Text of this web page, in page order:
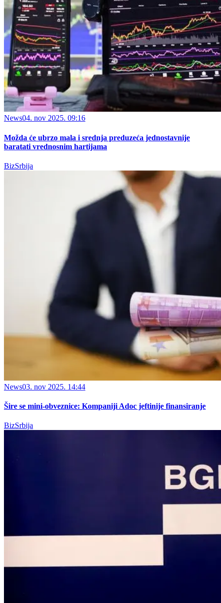
News04. nov 2025. 09:16
Možda će ubrzo mala i srednja preduzeća jednostavnije
baratati vrednosnim hartijama
BizSrbija
News03. nov 2025. 14:44
Šire se mini-obveznice: Kompaniji Adoc jeftinije finansiranje
BizSrbija